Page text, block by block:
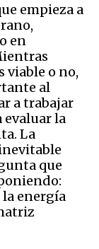
empieza a
en
viable o no,
al
a trabajar
evaluar la
La
que
la energía